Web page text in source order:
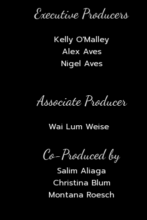
Executive Producers
Kelly O'Malley
Alex Aves
Nigel Aves
Associate Producer
Wai Lum Weise
Co-Produced by
Salim Aliaga
Christina Blum
Montana Roesch